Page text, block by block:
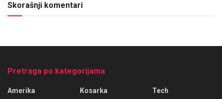
Skorašnji komentari
Pretraga po kategorijama
Amerika
Kosarka
Tech